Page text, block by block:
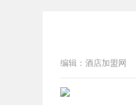
编辑：酒店加盟网